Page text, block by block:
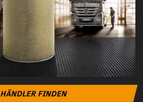
HÄNDLER FINDEN